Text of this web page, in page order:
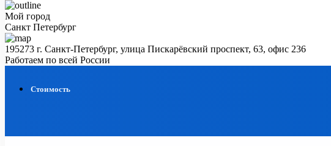
Мой город
Санкт Петербург
195273 г. Санкт-Петербург, улица Пискарёвский проспект, 63, офис 236
Работаем по всей России
Стоимость